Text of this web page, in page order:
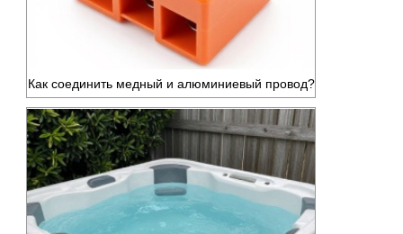
Как соединить медный и алюминиевый провод?